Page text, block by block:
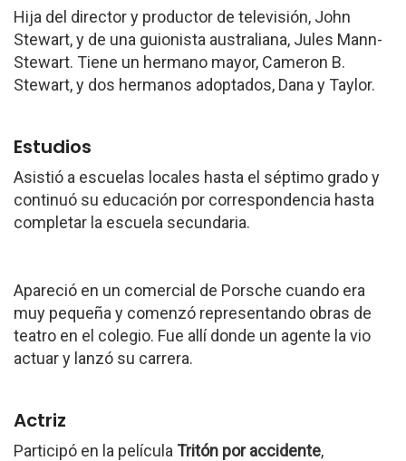
Hija del director y productor de televisión, John
Stewart, y de una guionista australiana, Jules Mann-
Stewart. Tiene un hermano mayor, Cameron B.
Stewart, y dos hermanos adoptados, Dana y Taylor.
Estudios
Asistió a escuelas locales hasta el séptimo grado y
continuó su educación por correspondencia hasta
completar la escuela secundaria.
Apareció en un comercial de Porsche cuando era
muy pequeña y comenzó representando obras de
teatro en el colegio. Fue allí donde un agente la vio
actuar y lanzó su carrera.
Actriz
Participó en la película Tritón por accidente,